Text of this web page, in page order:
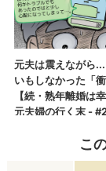
こ